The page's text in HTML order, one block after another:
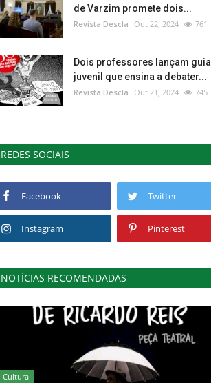
de Varzim promete dois...
Revista Descla Out 22, 2024 761
Dois professores lançam guia
juvenil que ensina a debater...
Revista Descla Out 21, 2024 745
REDES SOCIAIS
Facebook Twitter
Instagram Pinterest
NOTÍCIAS RECOMENDADAS
Cultura